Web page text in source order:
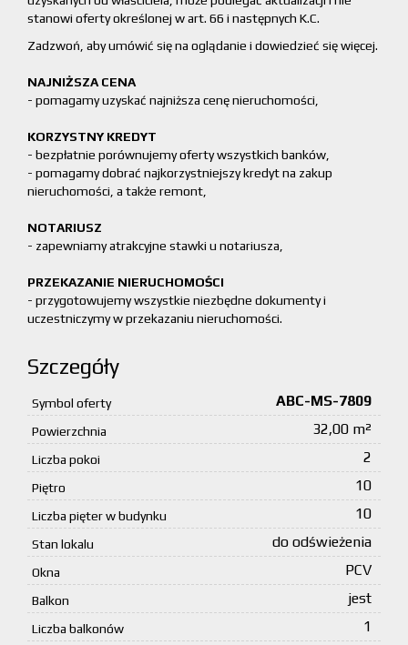
stanowi oferty określonej w art. 66 i następnych K.C.
Zadzwoń, aby umówić się na oglądanie i dowiedzieć się więcej.
NAJNIŻSZA CENA
- pomagamy uzyskać najniższa cenę nieruchomości,
KORZYSTNY KREDYT
- bezpłatnie porównujemy oferty wszystkich banków,
- pomagamy dobrać najkorzystniejszy kredyt na zakup
nieruchomości, a także remont,
NOTARIUSZ
- zapewniamy atrakcyjne stawki u notariusza,
PRZEKAZANIE NIERUCHOMOŚCI
- przygotowujemy wszystkie niezbędne dokumenty i
uczestniczymy w przekazaniu nieruchomości.
Szczegóły
Symbol oferty ABC-MS-7809
Powierzchnia 32,00 m²
Liczba pokoi 2
Piętro 10
Liczba pięter w budynku 10
Stan lokalu do odświeżenia
Okna PCV
Balkon jest
Liczba balkonów 1